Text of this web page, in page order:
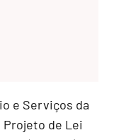
e Serviços da
Projeto de Lei